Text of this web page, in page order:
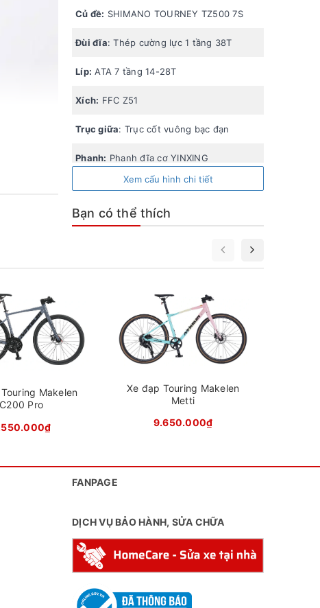
độ bền
Củ đề: SHIMANO TOURNEY TZ500 7S
Đùi đĩa: Thép cường lực 1 tầng 38T
Líp: ATA 7 tầng 14-28T
Xích: FFC Z51
Trục giữa: Trục cốt vuông bạc đạn
Phanh: Phanh đĩa cơ YINXING
Mayer: Thép thể thao
Tay lái/Ghi-đông: Thép cường lực
Pô-tăng: Nhôm CALLI
Cọc yên 28.6*1.4T*300mm
Yên: Yên thể thao cao cấp CALLI.
Xem cấu hình chi tiết
Bạn có thể thích
Makelen
C200 Pro
Xe đạp Touring Makelen
Metti
9.650.000₫
FANPAGE
DỊCH VỤ BẢO HÀNH, SỬA CHỮA